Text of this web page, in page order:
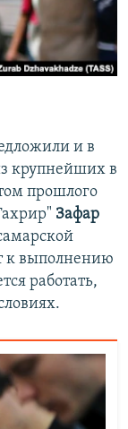
и в
крупнейших в
прошлого
Зафар
к выполнению
работать,